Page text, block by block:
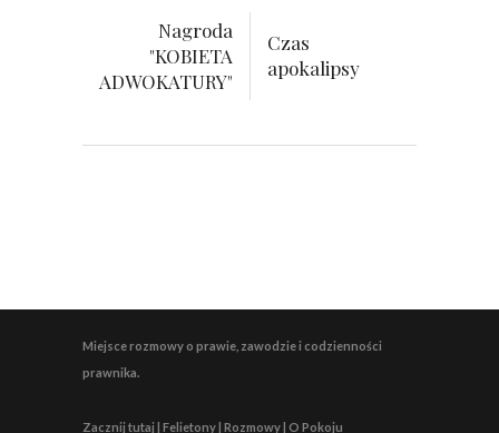
Nagroda
"KOBIETA
ADWOKATURY"
Czas
apokalipsy
Miejsce rozmowy o prawie, zawodzie i codzienności
prawnika.
Zacznij tutaj | Felietony | Rozmowy | O Pokoju